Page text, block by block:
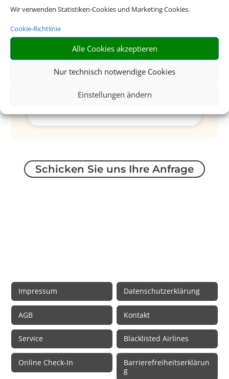
Wir verwenden Statistiken-Cookies und Marketing Cookies.
Cookie-Richtlinie
Alle Cookies akzeptieren
Nur technisch notwendige Cookies
Einstellungen ändern
Füssener Straße 8
D-86983 Lechbruck am See
service@terragoldreisen.de
08862 774126
Schicken Sie uns Ihre Anfrage
Impressum Datenschutzerklärung
AGB Kontakt
Service Blacklisted Airlines
Online Check-In
Barrierefreiheitserklärun
g